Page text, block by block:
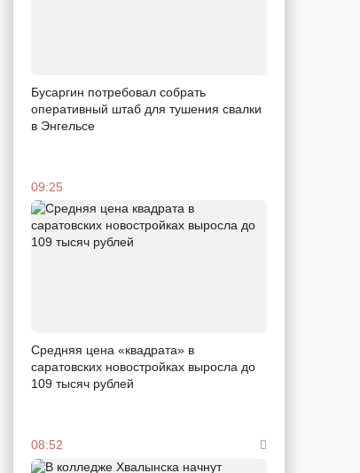
Бусаргин потребовал собрать
оперативный штаб для тушения свалки
в Энгельсе
09:25
Средняя цена «квадрата» в
саратовских новостройках выросла до
109 тысяч рублей
08:52